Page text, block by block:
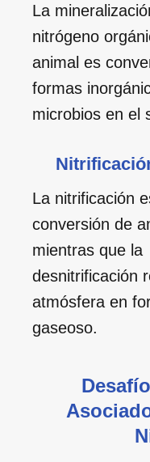
La
nitrógeno
animal es
formas
microbios en el
La nitrificación
conversión de
mientras que la
desnitrificación
atmósfera en
gaseoso.